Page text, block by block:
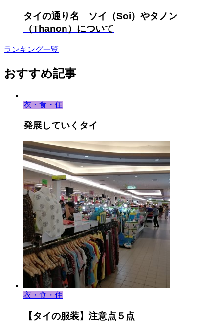
タイの通り名 ソイ（Soi）やタノン
（Thanon）について
ランキング一覧
おすすめ記事
衣・食・住
発展していくタイ
衣・食・住
【タイの服装】注意点５点